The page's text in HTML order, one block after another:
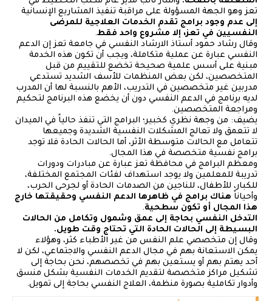
تعز وهو الجهة المسؤولة على مراقبة تنفيذ المشاريع الإنسانية
إلى عدم وجود برامج تقدم الخدمات العلاجية للمرضى
النفسيين في تعز، إلا مشروع واحد فقط.
وقال رشاد حمود أستاذ الارشاد النفسي في جامعة تعز إن الدعم
النفسي عبارة عن عملية متكاملة، ويجب أن تكون هذه الخدمة
مبنية على أسس علمية صحيحة تخضع للتقييم من قبل
المتخصصين، لكن بعض المنظمات للأسف الشديد تستدعي
مدربين غير متخصصين في التدريب، الأهم بالنسبة لها أن المدرب
لديه برنامج في الدعم النفسي دون أن يخضع هذه البرنامج لتحكيم
ومراجعة المتخصصين.
يضيف: من وجهة نظري كخبير؛ البرامج التي تنفذ حالياً في الميدان
لا تتعمق ولا تعالج المشكلات النفسية الشديدة وجميعها
تتعامل مع الحالات متوسطة الأثر، أما الحالات الحادة فلا توجد
برامج نفسية متخصصة في هذا المجال.
ومعظم البرامج في محافظة تعز عبارة عن مبادرات ودورات
تدريبة للمعلمين ولا يوجد استهداف لفئات المجتمع المختلفة،
للكبار، للأطفال، للناجين من الصدمات الحادة أو لجرحى الحرب،
وأحياناً هناك برامج في ظاهرها الدعم النفسي وحقيقتها خارج
هذا المجال أو تكون سطحية.
التدخل النفسي بحاجة إلى عمق وشمول وتكامل من الحالات
البسيطة إلى الحالات الحادة التي تحتاج وقت طويل.
وقال إن متخصصي علم النفس من غير الأطباء كثر، وهؤلاء
يمكن الاستعانة بهم في مجال الدعم النفسي والاجتماعي، لكن لا
أحد يهتم بهم أو يستعين بهم في تخصصهم، نحن بحاجة إلى
تشكيل مراكز متخصصة لتقديم الخدمات النفسية بشكل منسق
وأدوار تكاملية بصورة منظمة، العلاج النفسي بحاجة إلى تمويل.